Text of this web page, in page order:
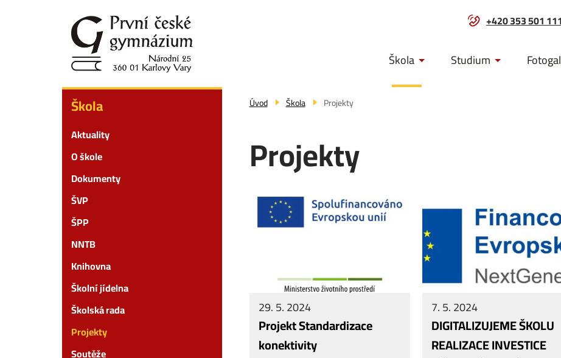
+420 353 501
Menu
navigace
Škola Studium
Škola
Škola
Aktuality
O škole
Dokumenty
ŠVP
ŠPP
NNTB
Knihovna
Školní jídelna
Školská rada
Projekty
Soutěže
Úvod Škola Projekty
Projekty
29. 5. 2024
Projekt Standardizace
konektivity
7. 5. 2024
DIGITALIZUJEME ŠKOLU
REALIZACE INVESTICE